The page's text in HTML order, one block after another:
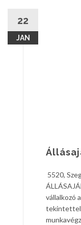
22
JAN
5520,
vállalkozó
tekintettel